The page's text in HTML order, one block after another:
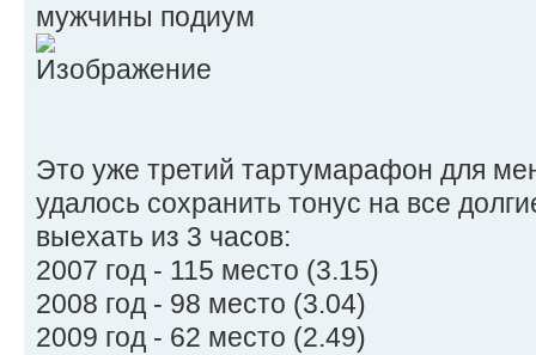
мужчины подиум
Это уже третий тартумарафон для
удалось сохранить тонус на все
выехать из 3 часов:
2007 год - 115 место (3.15)
2008 год - 98 место (3.04)
2009 год - 62 место (2.49)